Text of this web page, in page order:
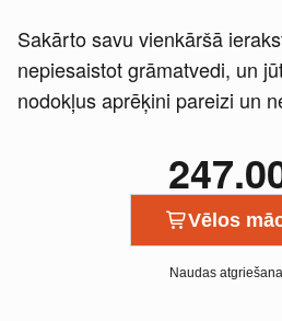
Sakārto savu vienkāršā
nepiesaistot grāmatvedi, un
nodokļus aprēķini pareizi un
Vēlos
Naudas